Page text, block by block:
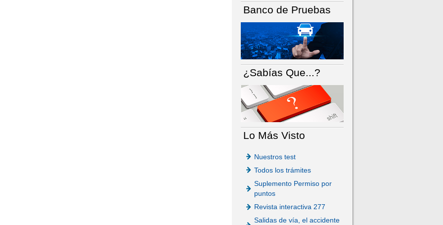
Banco de Pruebas
¿Sabías Que...?
Lo Más Visto
Nuestros test
Todos los trámites
Suplemento Permiso por
puntos
Revista interactiva 277
Salidas de vía, el accidente